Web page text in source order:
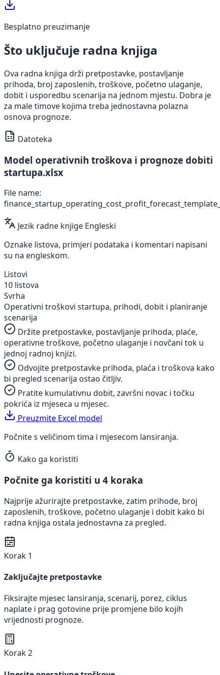
Besplatno preuzimanje
Što uključuje radna knjiga
Ova radna knjiga drži pretpostavke, postavljanje
prihoda, broj zaposlenih, troškove, početno ulaganje,
dobit i usporedbu scenarija na jednom mjestu. Dobra je
za male timove kojima treba jednostavna polazna
osnova prognoze.
Datoteka
Model operativnih troškova i prognoze dobiti
startupa.xlsx
File name:
Jezik radne knjige Engleski
Oznake listova, primjeri podataka i komentari napisani
su na engleskom.
Listovi
10 listova
Svrha
Operativni troškovi startupa, prihodi, dobit i planiranje
scenarija
Držite pretpostavke, postavljanje prihoda, plaće,
operativne troškove, početno ulaganje i novčani tok u
jednoj radnoj knjizi.
Odvojite pretpostavke prihoda, plaća i troškova kako
bi pregled scenarija ostao čitljiv.
Pratite kumulativnu dobit, završni novac i točku
pokrića iz mjeseca u mjesec.
Preuzmite Excel model
Počnite s veličinom tima i mjesecom lansiranja.
Kako ga koristiti
Počnite ga koristiti u 4 koraka
Najprije ažurirajte pretpostavke, zatim prihode, broj
zaposlenih, troškove, početno ulaganje i dobit kako bi
radna knjiga ostala jednostavna za pregled.
Korak 1
Zaključajte pretpostavke
Fiksirajte mjesec lansiranja, scenarij, porez, ciklus
naplate i prag gotovine prije promjene bilo kojih
vrijednosti prognoze.
Korak 2